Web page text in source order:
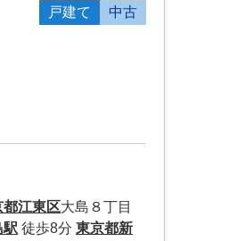
戸建て 中古
都江東区大島８丁目
駅 徒歩8分東京都新